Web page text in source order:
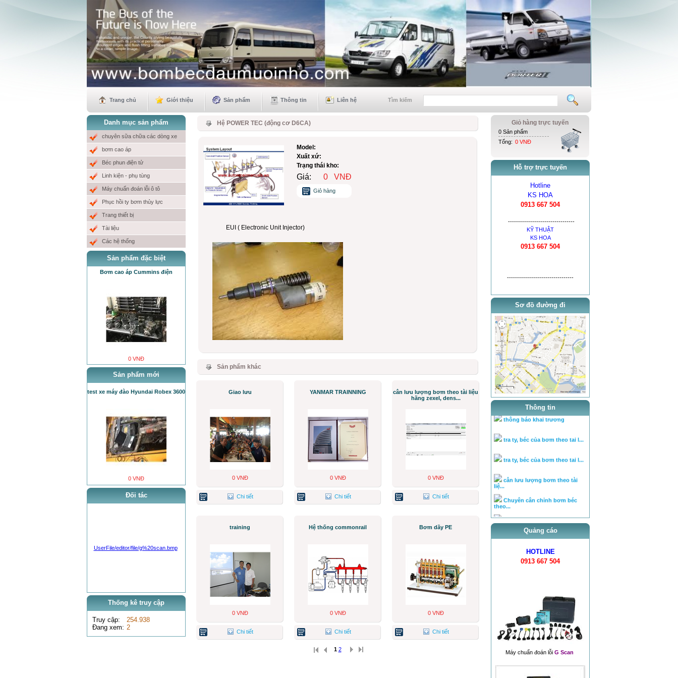
Trang chủ Giới thiệu Sản phẩm Thông tin Liên hệ Tìm kiếm
Danh mục sản phẩm
chuyên sữa chữa các dòng xe
bơm cao áp
Béc phun điện tử
Linh kiện - phụ tùng
Máy chuẩn đoán lỗi ô tô
Phục hồi ty bơm thủy lực
Trang thiết bị
Tài liệu
Các hệ thống
Sản phẩm đặc biệt
Bơm cao áp Cummins điện
0 VNĐ
Sản phẩm mới
0 VNĐ
Chúc Mừng năm Mới
0 VNĐ
0 VNĐ
test xe máy đào Hyundai Robex 3600
xe nâng container
Đối tác
UserFile/editor/file/g%20scan.bmp
Thống kê truy cập
Truy cập:
254.938
Đang xem: 2
Hệ POWER TEC (động cơ D6CA)
Model:
Xuất xứ:
Trạng thái kho:
Giá: 0 VNĐ
Giỏ hàng
EUI ( Electronic Unit Injector)
Sản phẩm khác
Giao lưu
0 VNĐ
Chi tiết
YANMAR TRAINNING
0 VNĐ
Chi tiết
cân lưu lượng bơm theo tài liệu
hãng zexel, dens...
0 VNĐ
Chi tiết
training
0 VNĐ
Chi tiết
Hệ thống commonrail
0 VNĐ
Chi tiết
Bơm dãy PE
0 VNĐ
Chi tiết
1 2
Giỏ hàng trực tuyến
0 Sản phẩm
Tổng: 0 VNĐ
Hỗ trợ trực tuyến
Hotline
KS HOA
0913 667 504
---------------------------------
KỸ THUẬT
KS HOA
0913 667 504
---------------------------------
Sơ đồ đường đi
Thông tin
thông báo khai trương
liệ...
Chuyên cân chỉnh bơm béc
theo...
Hệ PowerTec (động cơ D6CA)
Bơm cao áp PE (bơm dãy)
Bơm cao áp VE
Quảng cáo
HOTLINE
0913 667 504
Máy chuẩn đoán lỗi G Scan